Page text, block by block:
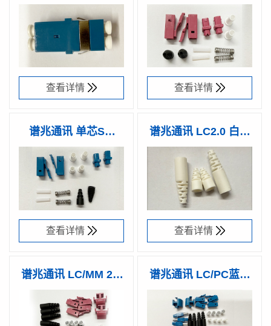
一体适配器
RAL-ACSD-
BN10W
32507000
查看详情
紫红色 散件
RL-PM10S-
R011H-
97YW0
32505000
查看详情
谱兆通讯 单芯SM
LC/PC 0.9散件（配
9.7长有网黑色尾套）
不含插芯
产品型号：
RL-PS0OS-
B011H-
97YW0
谱兆编码：
10106900
查看详情
谱兆通讯 LC2.0 白色
尾套
PR02W-18
谱兆编码：
10107100
查看详情
谱兆通讯 LC/MM 2.0
紫红色双联散件 不含
插芯
RL-PM0OD-
R133H-
谱兆编码：
10106800
谱兆通讯 LC/PC蓝色
2.0 双工散件
产品型号：
RL-PS10D-
B133H-
谱兆编码：
32501000